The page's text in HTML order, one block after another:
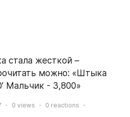
стала жесткой –
можно: «Штыка
Мальчик - 3,800»
0 views 0 reactions